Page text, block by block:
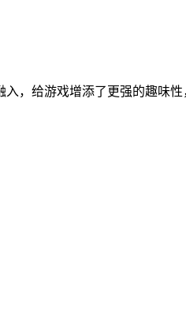
，给游戏增添了更强的趣味